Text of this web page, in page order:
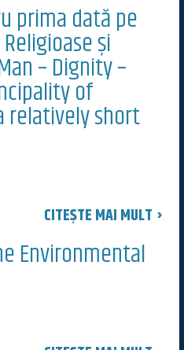
prima dată pe
și
– Dignity –
of
relatively short
CITEȘTE MAI MULT ›
Environmental